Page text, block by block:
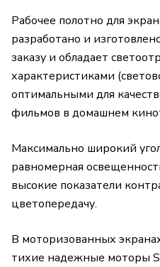
Рабочее полотно для
разработано и
заказу и обладает
характеристиками
оптимальными для
фильмов в домашнем
Максимально широкий
равномерная
высокие показатели
цветопередачу.
В моторизованных
тихие надежные моторы